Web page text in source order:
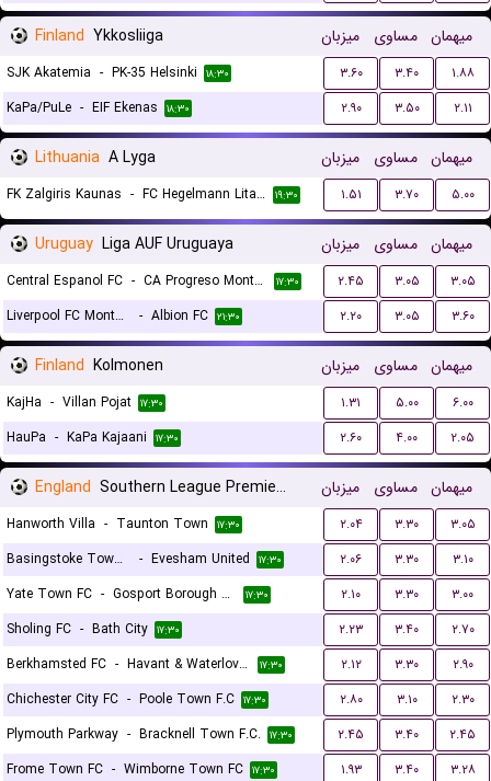
Finland Ykkosliiga میزبان مساوی میهمان
SJK Akatemia - PK-35 Helsinki ۱۸:۳۰ ۳.۶۰ ۳.۴۰
۱.۸۸
KaPa/PuLe - EIF Ekenas ۱۸:۳۰ ۲.۹۰ ۳.۵۰ ۲.۱۱
Lithuania A Lyga میزبان مساوی میهمان
FK Zalgiris Kaunas - FC Hegelmann Litauen Kaunas ۱۹:۳۰ ۱.۵۱ ۳.۷۰ ۵.۰۰
Uruguay Liga AUF Uruguaya میزبان مساوی میهمان
Central Espanol FC - CA Progreso Montevideo ۱۷:۳۰ ۲.۴۵ ۳.۰۵
۳.۰۵
Liverpool FC Montevideo
- Albion FC ۲۱:۳۰ ۲.۲۰ ۳.۰۵ ۳.۶۰
Finland Kolmonen میزبان مساوی میهمان
KajHa - Villan Pojat ۱۷:۳۰ ۱.۳۱ ۵.۰۰
۶.۰۰
HauPa - KaPa Kajaani ۱۷:۳۰ ۲.۶۰ ۴.۰۰ ۲.۰۵
England Southern League Premier Division South میزبان مساوی میهمان
Hanworth Villa - Taunton Town ۱۷:۳۰ ۲.۰۴ ۳.۳۰
۳.۰۵
Basingstoke Town LFC
- Evesham United ۱۷:۳۰ ۲.۰۶ ۳.۳۰
۳.۱۰
Yate Town FC - Gosport Borough FC ۱۷:۳۰ ۲.۱۰ ۳.۳۰
۳.۰۰
Sholing FC - Bath City ۱۷:۳۰ ۲.۲۳ ۳.۴۰
۲.۷۰
Berkhamsted FC - Havant & Waterloville FC ۱۷:۳۰ ۲.۱۲ ۳.۳۰
۲.۹۰
Chichester City FC - Poole Town F.C ۱۷:۳۰ ۲.۸۰ ۳.۱۰
۲.۳۰
Plymouth Parkway - Bracknell Town F.C. ۱۷:۳۰ ۲.۴۵ ۳.۴۰
۲.۴۵
Frome Town FC - Wimborne Town FC ۱۷:۳۰ ۱.۹۳ ۳.۴۰
۳.۲۸